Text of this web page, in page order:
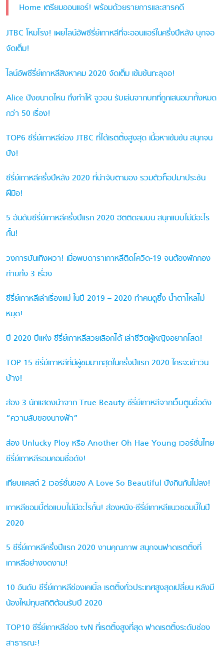
Home เตรียมออนแอร์! พร้อมด้วยรายการและสารคดี
JTBC โหมโรง! เผยไลน์อัพซีรี่ย์เกาหลีที่จะออนแอร์ในครึ่งปีหลัง บุกจอ
จัดเต็ม!
ไลน์อัพซีรี่ย์เกาหลีสิงหาคม 2020 จัดเต็ม เข้มข้นทะลุจอ!
Alice ปังขนาดไหน ถึงทำให้ จูวอน รับเล่นจากบทที่ถูกเสนอมาทั้งหมด
กว่า 50 เรื่อง!
TOP6 ซีรี่ย์เกาหลีช่อง JTBC ที่ได้เรตติ้งสูงสุด เนื้อหาเข้มข้น สนุกจน
ปัง!
ซีรี่ย์เกาหลีครึ่งปีหลัง 2020 ที่น่าจับตามอง รวมตัวท็อปมาประชัน
ฝีมือ!
5 อันดับซีรี่ย์เกาหลีครึ่งปีแรก 2020 ฮิตติดลมบน สนุกแบบไม่มีอะไร
กั้น!
วงการบันเทิงผวา! เมื่อพบดาราเกาหลีติดโควิด-19 จนต้องพักกอง
ถ่ายถึง 3 เรื่อง
ซีรี่ย์เกาหลีเล่าเรื่องแม่ ในปี 2019 – 2020 ทำคนดูซึ้ง น้ำตาไหลไม่
หยุด!
ปี 2020 ปีแห่ง ซีรี่ย์เกาหลีสวยเลือกได้ เล่าชีวิตผู้หญิงอยากโสด!
TOP 15 ซีรี่ย์เกาหลีที่มีผู้ชมมากสุดในครึ่งปีแรก 2020 ใครจะเข้าวิน
บ้าง!
ส่อง 3 นักแสดงนำจาก True Beauty ซีรี่ย์เกาหลีจากเว็บตูนชื่อดัง
“ความลับของนางฟ้า”
ส่อง Unlucky Ploy หรือ Another Oh Hae Young เวอร์ชั่นไทย
ซีรี่ย์เกาหลีรอมคอมชื่อดัง!
เทียบแคสต์ 2 เวอร์ชั่นของ A Love So Beautiful ปังกินกันไม่ลง!
เกาหลีซอมบี้ต่อแบบไม่มีอะไรกั้น! ส่องหนัง-ซีรี่ย์เกาหลีแนวซอมบี้ในปี
2020
5 ซีรี่ย์เกาหลีครึ่งปีแรก 2020 งานคุณภาพ สนุกจนฟาดเรตติ้งที่
เกาหลีอย่างงดงาม!
10 อันดับ ซีรี่ย์เกาหลีช่องเคเบิ้ล เรตติ้งทั่วประเทศสูงสุดเปลี่ยน หลังมี
น้องใหม่ทุบสถิติต้อนรับปี 2020
TOP10 ซีรี่ย์เกาหลีช่อง tvN ที่เรตติ้งสูงที่สุด ฟาดเรตติ้งระดับช่อง
สาธารณะ!